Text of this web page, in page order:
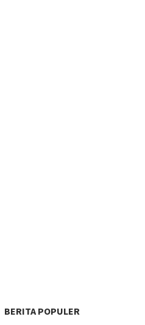
BERITA POPULER